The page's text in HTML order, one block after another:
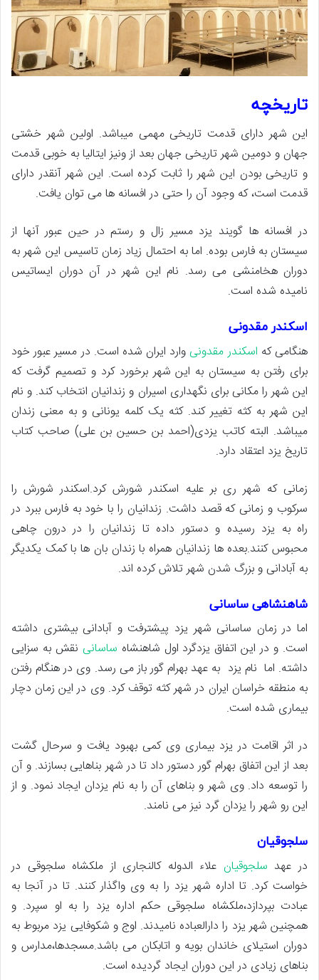
تاریخچه
این شهر دارای قدمت تاریخی مهمی میباشد. اولین شهر خشتی
جهان و دومین شهر تاریخی جهان بعد از ونیز ایتالیا به خوبی قدمت
و تاریخی بودن این شهر را ثابت کرده است. این شهر آنقدر دارای
قدمت است، که وجود آن را حتی در افسانه ها می توان یافت.
در افسانه ها گویند یزد مسیر زال و رستم در حین عبور آنها از
سیستان به فارس بوده. اما به احتمال زیاد زمان تاسیس این شهر به
دوران هخامنشی می رسد. نام این شهر در آن دوران ایساتیس
نامیده شده است.
اسکندر مقدونی
هنگامی که اسکندر مقدونی وارد ایران شده است. در مسیر عبور خود
برای رفتن به سیستان به این شهر برخورد کرد و تصمیم گرفت که
این شهر را مکانی برای نگهداری اسیران و زندانیان انتخاب کند. و نام
این شهر به کثه تغییر کند. کثه یک کلمه یونانی و به معنی زندان
میباشد. البته کاتب یزدی(احمد بن حسین بن علی) صاحب کتاب
تاریخ یزد اعتقاد دارد.
زمانی که شهر ری بر علیه اسکندر شورش کرد.اسکندر شورش را
سرکوب و زمانی که قصد داشت. زندانیان را با خود به فارس ببرد در
راه به یزد رسیده و دستور داده تا زندانیان را در درون چاهی
محبوس کنند.بعده ها زندانیان همراه با زندان بان ها با کمک یکدیگر
به آبادانی و بزرگ شدن شهر تلاش کرده اند.
شاهنشاهی ساسانی
اما در زمان ساسانی شهر یزد پیشترفت و آبادانی بیشتری داشته
است. و در این اتفاق یزدگرد اول شاهنشاه ساسانی نقش به سزایی
داشته. اما نام یزد به عهد بهرام گور باز می رسد. وی در هنگام رفتن
به منطقه خراسان ایران در شهر کثه توقف کرد. وی در این زمان دچار
بیماری شده است.
در اثر اقامت در یزد بیماری وی کمی بهبود یافت و سرحال گشت
بعد از این اتفاق بهرام گور دستور داد تا در شهر بناهایی بسازند. و آن
را توسعه داد. وی شهر و بناهای آن را به نام یزدان ایجاد نمود. و از
این رو شهر را یزدان گرد نیز می نامند.
سلجوقیان
در عهد سلجوقیان علاء الدوله کالنجاری از ملکشاه سلجوقی در
خواست کرد. تا اداره شهر یزد را به وی واگذار کنند. تا در آنجا به
عبادت بپردازد،ملکشاه سلجوقی حکم اداره یزد را به او سپرد. و
همچنین شهر یزد را دارالعباده نامیدند. اوج و شکوفایی یزد مربوط به
دوران استیلای خاندان بویه و اتابکان می باشد.مسجدها،مدارس و
بناهای زیادی در این دوران ایجاد گردیده است.